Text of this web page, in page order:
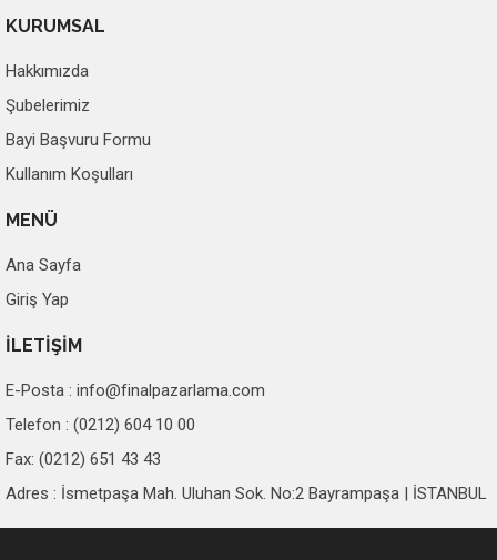
KURUMSAL
Hakkımızda
Şubelerimiz
Bayi Başvuru Formu
Kullanım Koşulları
MENÜ
Ana Sayfa
Giriş Yap
İLETİŞİM
E-Posta : info@finalpazarlama.com
Telefon : (0212) 604 10 00
Fax: (0212) 651 43 43
Adres : İsmetpaşa Mah. Uluhan Sok. No:2 Bayrampaşa | İSTANBUL